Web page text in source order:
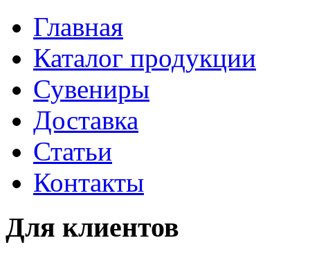
Главная
Каталог продукции
Сувениры
Доставка
Статьи
Контакты
Для клиентов